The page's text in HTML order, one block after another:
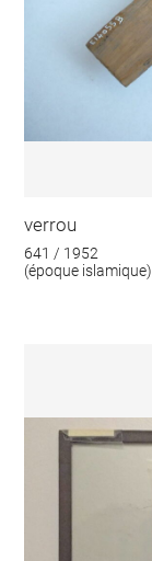
verrou
641 / 1952
(époque islamique)